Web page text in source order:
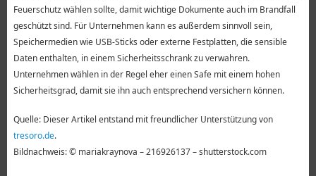
Feuerschutz wählen sollte, damit wichtige Dokumente auch im Brandfall
geschützt sind. Für Unternehmen kann es außerdem sinnvoll sein,
Speichermedien wie USB-Sticks oder externe Festplatten, die sensible
Daten enthalten, in einem Sicherheitsschrank zu verwahren.
Unternehmen wählen in der Regel eher einen Safe mit einem hohen
Sicherheitsgrad, damit sie ihn auch entsprechend versichern können.
Quelle: Dieser Artikel entstand mit freundlicher Unterstützung von
tresoro.de.
Bildnachweis: © mariakraynova – 216926137 – shutterstock.com